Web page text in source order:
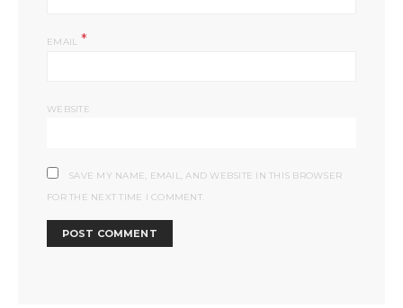
EMAIL *
WEBSITE
SAVE MY NAME, EMAIL, AND WEBSITE IN THIS BROWSER
FOR THE NEXT TIME I COMMENT.